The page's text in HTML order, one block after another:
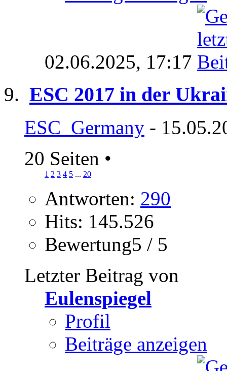
02.06.2025, 17:17
ESC 2017 in der
ESC_Germany -
20 Seiten •
1 2 3 4 5 ... 20
Antworten: 290
Hits: 145.526
Bewertung5 / 5
Letzter Beitrag von
Eulenspiegel
Profil
Beiträge anzeigen